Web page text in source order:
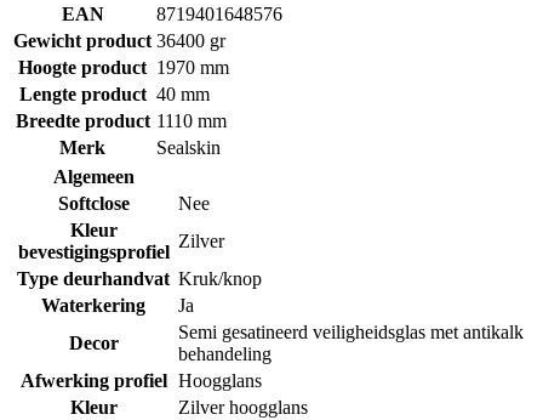
EAN
8719401648576
Gewicht product 36400 gr
Hoogte product 1970 mm
Lengte product 40 mm
Breedte product 1110 mm
Merk
Sealskin
Algemeen
Softclose
Nee
Kleur
bevestigingsprofiel
Zilver
Type deurhandvat Kruk/knop
Waterkering
Ja
Decor
Semi gesatineerd veiligheidsglas met antikalk
behandeling
Afwerking profiel Hoogglans
Kleur
Zilver hoogglans